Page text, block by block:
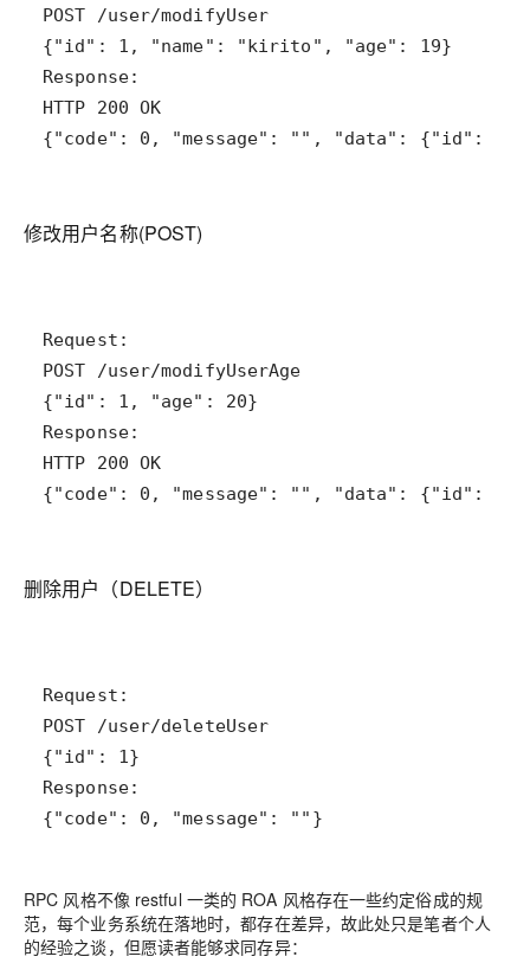
{"code": 0, "message": "", "data": {"id": 1,
修改用户名称(POST)
{"code": 0, "message": "", "data": {"id": 1,
删除用户（DELETE）
{"code": 0, "message": ""}
RPC 风格不像 restful 一类的 ROA 风格存在一些约定俗成的规
范，每个业务系统在落地时，都存在差异，故此处只是笔者个人
的经验之谈，但愿读者能够求同存异：